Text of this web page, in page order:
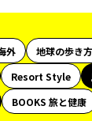
外 地球の歩き
Resort Style
BOOKS 旅と健康